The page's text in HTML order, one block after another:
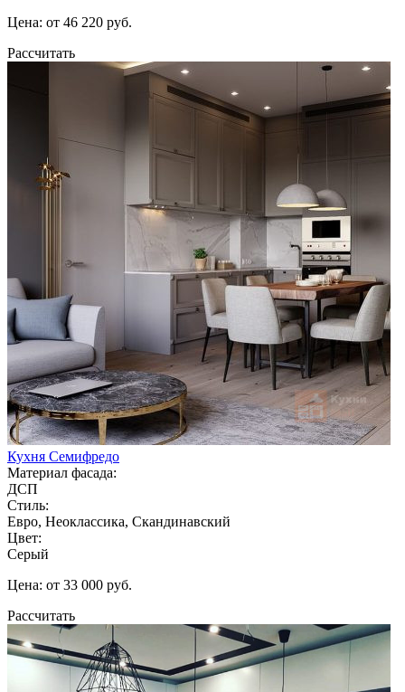
Цена: от 46 220 руб.
Рассчитать
Кухня Семифредо
Материал фасада:
ДСП
Стиль:
Евро, Неоклассика, Скандинавский
Цвет:
Серый
Цена: от 33 000 руб.
Рассчитать